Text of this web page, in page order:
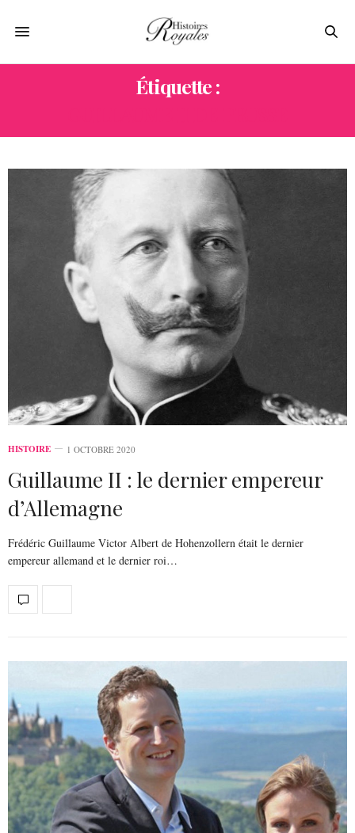
Étiquette :
HISTOIRE 1 OCTOBRE 2020
Guillaume II : le dernier empereur
d’Allemagne
Frédéric Guillaume Victor Albert de Hohenzollern était le dernier
empereur allemand et le dernier roi…